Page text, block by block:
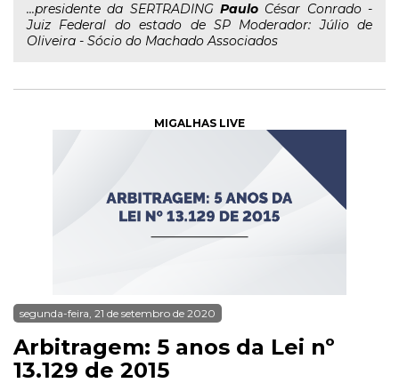
...presidente da SERTRADING Paulo César Conrado -
Juiz Federal do estado de SP Moderador: Júlio de
Oliveira - Sócio do Machado Associados
MIGALHAS LIVE
segunda-feira, 21 de setembro de 2020
Arbitragem: 5 anos da Lei nº
13.129 de 2015